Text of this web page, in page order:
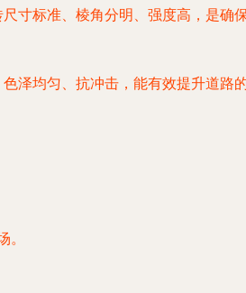
寸标准、棱角分明、强度高，是确
泽均匀、抗冲击，能有效提升道路